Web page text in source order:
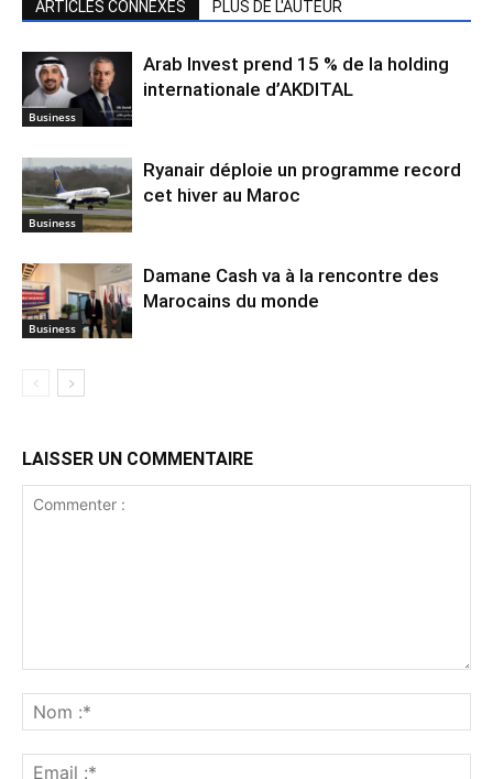
ARTICLES CONNEXES PLUS DE L'AUTEUR
Business
Arab Invest prend 15 % de la holding
internationale d’AKDITAL
Business
Ryanair déploie un programme record
cet hiver au Maroc
Business
Damane Cash va à la rencontre des
Marocains du monde
LAISSER UN COMMENTAIRE